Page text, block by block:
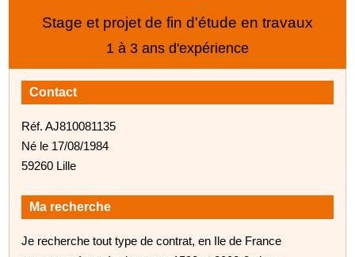
Stage et projet de fin d'étude en travaux
1 à 3 ans d'expérience
Contact
Réf. AJ810081135
Né le 17/08/1984
59260 Lille
Ma recherche
Je recherche tout type de contrat, en Ile de France